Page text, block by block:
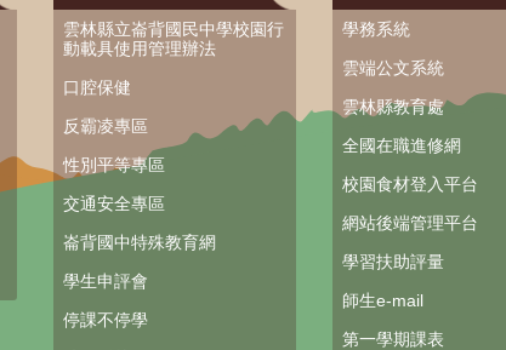
雲林縣立崙背國民中學校園行
動載具使用管理辦法
口腔保健
反霸凌專區
性別平等專區
交通安全專區
崙背國中特殊教育網
學生申評會
停課不停學
學務系統
雲端公文系統
雲林縣教育處
全國在職進修網
校園食材登入平台
網站後端管理平台
學習扶助評量
師生e-mail
第一學期課表